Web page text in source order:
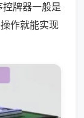
牌器一般是
作就能实现